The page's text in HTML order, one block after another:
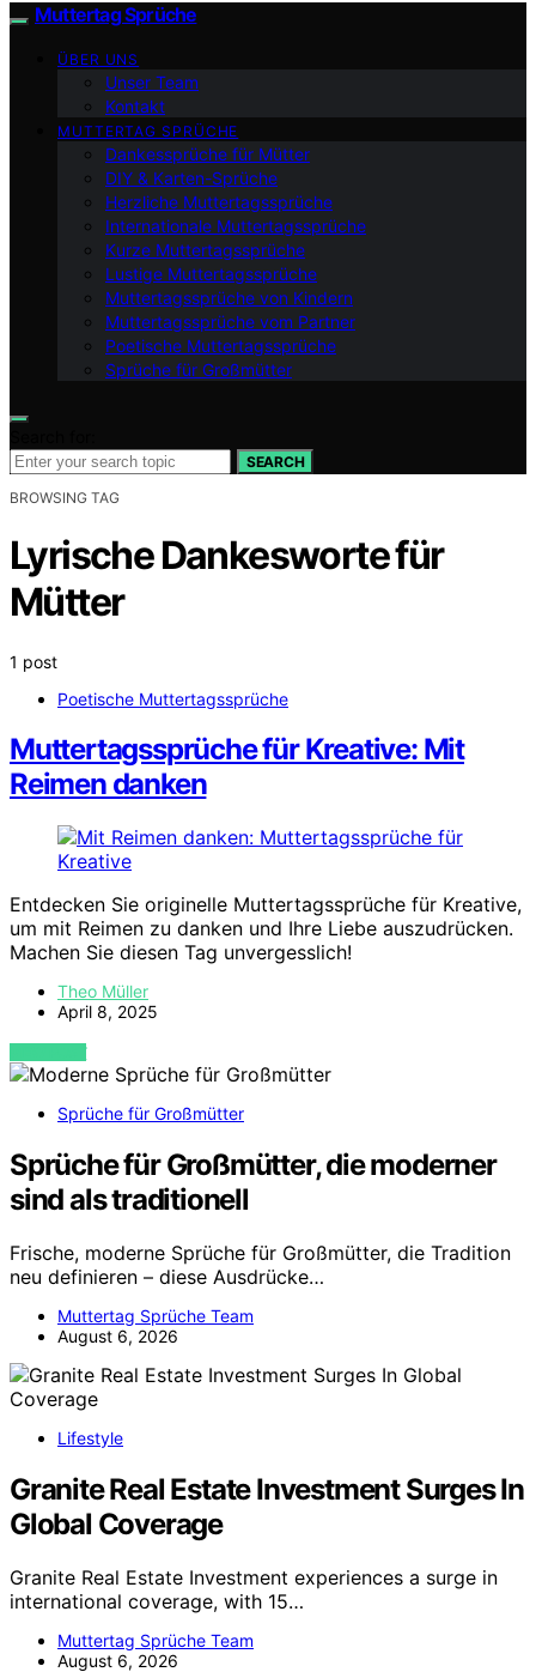
Muttertag Sprüche
ÜBER UNS
Unser Team
Kontakt
MUTTERTAG SPRÜCHE
Dankessprüche für Mütter
DIY & Karten-Sprüche
Herzliche Muttertagssprüche
Internationale Muttertagssprüche
Kurze Muttertagssprüche
Lustige Muttertagssprüche
Muttertagssprüche von Kindern
Muttertagssprüche vom Partner
Poetische Muttertagssprüche
Sprüche für Großmütter
SEARCH
BROWSING TAG
Lyrische Dankesworte für
Mütter
1 post
Poetische Muttertagssprüche
Muttertagssprüche für Kreative: Mit
Reimen danken
Entdecken Sie originelle Muttertagssprüche für Kreative,
um mit Reimen zu danken und Ihre Liebe auszudrücken.
Machen Sie diesen Tag unvergesslich!
Theo Müller
April 8, 2025
VIEW POST
Sprüche für Großmütter
Sprüche für Großmütter, die moderner
sind als traditionell
Frische, moderne Sprüche für Großmütter, die Tradition
neu definieren – diese Ausdrücke…
Muttertag Sprüche Team
August 6, 2026
Lifestyle
Granite Real Estate Investment Surges In
Global Coverage
Granite Real Estate Investment experiences a surge in
international coverage, with 15…
Muttertag Sprüche Team
August 6, 2026